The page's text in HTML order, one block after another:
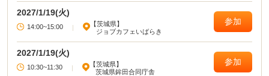
2027/1/19(火)
14:00~15:00
【茨城県】
ジョブカフェいばらき
参加
2027/1/19(火)
10:30~11:30
【茨城県】
茨城県鉾田合同庁舎
参加